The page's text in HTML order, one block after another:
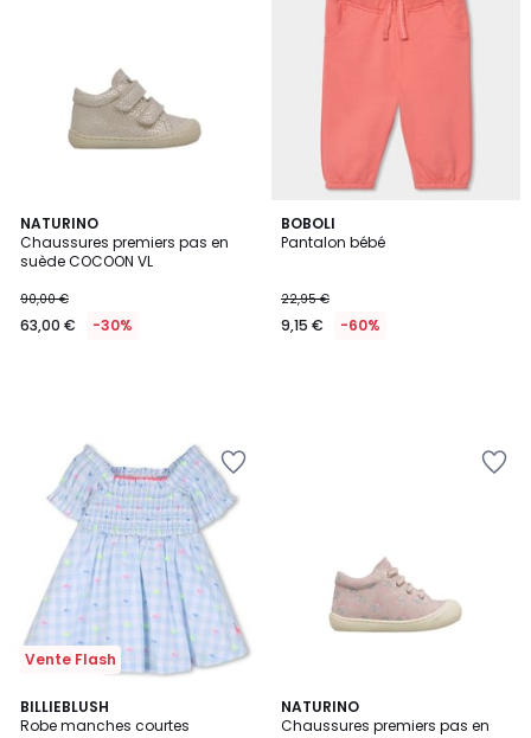
NATURINO
Chaussures premiers pas en
suède COCOON VL
90,00 €
63,00 € -30%
BOBOLI
Pantalon bébé
22,95 €
9,15 € -60%
Vente Flash
BILLIEBLUSH
Robe manches courtes
NATURINO
Chaussures premiers pas en
2
Couleurs